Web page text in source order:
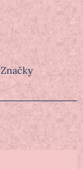
Značky